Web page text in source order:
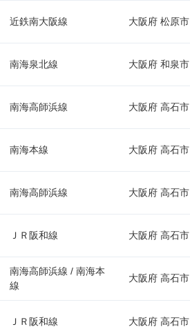
近鉄南大阪線 大阪府 松原市
南海泉北線 大阪府 和泉市
南海高師浜線 大阪府 高石市
南海本線 大阪府 高石市
南海高師浜線 大阪府 高石市
ＪＲ阪和線 大阪府 高石市
南海高師浜線 / 南海本
線
大阪府 高石市
ＪＲ阪和線 大阪府 高石市